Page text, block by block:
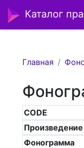
Каталог
Главная
CODE
Произведение
Фонограмма